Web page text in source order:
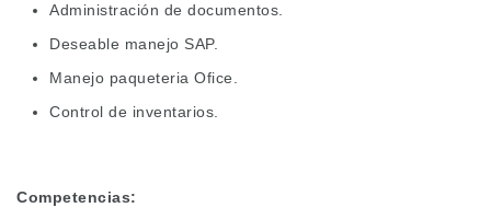
Administración de documentos.
Deseable manejo SAP.
Manejo paqueteria Ofice.
Control de inventarios.
Competencias: